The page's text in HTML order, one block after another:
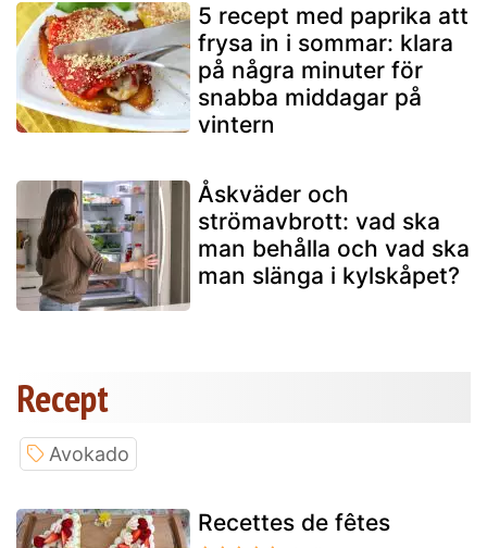
5 recept med paprika att
frysa in i sommar: klara
på några minuter för
snabba middagar på
vintern
Åskväder och
strömavbrott: vad ska
man behålla och vad ska
man slänga i kylskåpet?
Recept
Avokado
Recettes de fêtes